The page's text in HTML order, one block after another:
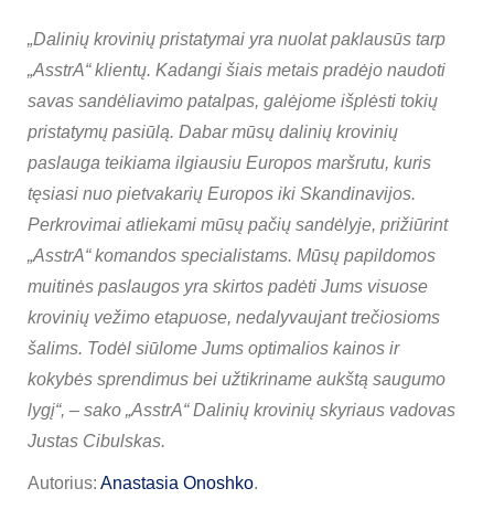
„Dalinių krovinių pristatymai yra nuolat paklausūs tarp
„AsstrA“ klientų. Kadangi šiais metais pradėjo naudoti
savas sandėliavimo patalpas, galėjome išplėsti tokių
pristatymų pasiūlą. Dabar mūsų dalinių krovinių
paslauga teikiama ilgiausiu Europos maršrutu, kuris
tęsiasi nuo pietvakarių Europos iki Skandinavijos.
Perkrovimai atliekami mūsų pačių sandėlyje, prižiūrint
„AsstrA“ komandos specialistams. Mūsų papildomos
muitinės paslaugos yra skirtos padėti Jums visuose
krovinių vežimo etapuose, nedalyvaujant trečiosioms
šalims. Todėl siūlome Jums optimalios kainos ir
kokybės sprendimus bei užtikriname aukštą saugumo
lygį“, – sako „AsstrA“ Dalinių krovinių skyriaus vadovas
Justas Cibulskas.
Autorius: Anastasia Onoshko.